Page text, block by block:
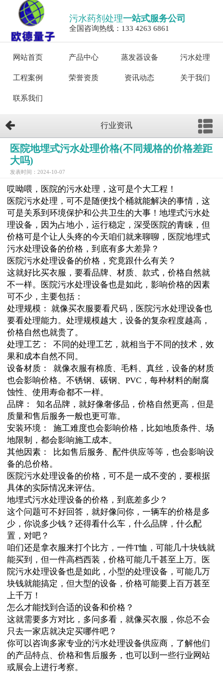
污水药剂处理一站式服务公司
全国咨询热线：133 4263 6861
网站首页 产品中心 蒸发器设备 污水处理
工程案例 荣誉资质 资讯动态 关于我们
联系我们
行业资讯
医院地埋式污水处理价格(不同规格的价格差距
大吗)
发表时间：2024-10-07
哎呦喂，医院的污水处理，这可是个大工程！
医院污水处理，可不是随便找个桶就能解决的事情，这
可是关系到环境保护和公共卫生的大事！地埋式污水处
理设备，因为占地小，运行稳定，深受医院的青睐，但
价格可是个让人头疼的今天咱们就来聊聊，医院地埋式
污水处理设备的价格，到底有多大差异？
医院污水处理设备的价格，究竟跟什么有关？
这就好比买衣服，要看品牌、材质、款式，价格自然就
不一样。医院污水处理设备也是如此，影响价格的因素
可不少，主要包括：
处理规模： 就像买衣服要看尺码，医院污水处理设备也
要看处理能力。处理规模越大，设备的复杂程度越高，
价格自然也就贵了。
处理工艺： 不同的处理工艺，就相当于不同的技术，效
果和成本自然不同。
设备材质： 就像衣服有棉质、毛料、真丝，设备的材质
也会影响价格。不锈钢、碳钢、PVC，每种材料的耐腐
蚀性、使用寿命都不一样。
品牌： 知名品牌，就好像奢侈品，价格自然更高，但是
质量和售后服务一般也更可靠。
安装环境： 施工难度也会影响价格，比如地质条件、场
地限制，都会影响施工成本。
其他因素： 比如售后服务、配件供应等等，也会影响设
备的总价格。
医院污水处理设备的价格，可不是一成不变的，要根据
具体的实际情况来评估。
地埋式污水处理设备的价格，到底差多少？
这个问题可不好回答，就好像问你，一辆车的价格是多
少，你说多少钱？还得看什么车，什么品牌，什么配
置，对吧？
咱们还是拿衣服来打个比方，一件T恤，可能几十块钱就
能买到，但一件高档西装，价格可能几千甚至上万。医
院污水处理设备也是如此，小型的处理设备，可能几万
块钱就能搞定，但大型的设备，价格可能要上百万甚至
上千万！
怎么才能找到合适的设备和价格？
这就需要多方对比，多问多看，就像买衣服，你总不会
只去一家店就决定买哪件吧？
你可以咨询多家专业的污水处理设备供应商，了解他们
的产品特点、价格和售后服务，也可以到一些行业网站
或展会上进行考察。